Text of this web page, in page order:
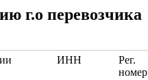
г.о перевозчика
ИНН
Рег.
номер